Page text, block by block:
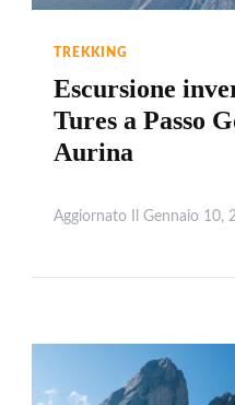
TREKKING
Escursione
Tures a Passo
Aurina
Aggiornato Il Gennaio 10,